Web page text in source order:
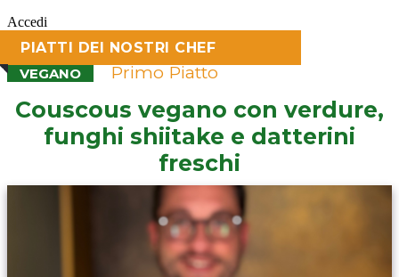
Accedi
PIATTI DEI NOSTRI CHEF
VEGANO
Primo Piatto
Couscous vegano con verdure,
funghi shiitake e datterini
freschi